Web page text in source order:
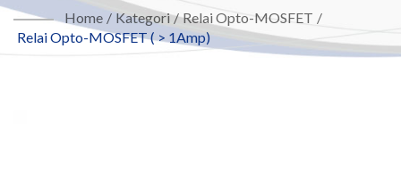
Home / Kategori / Relai Opto-MOSFET /
Relai Opto-MOSFET ( > 1Amp)